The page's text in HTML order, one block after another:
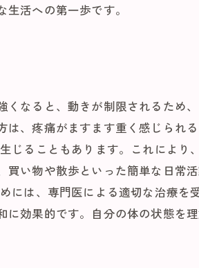
活への第一歩です。
なると、動きが制限されるため
、疼痛がますます重く感じられ
ることもあります。これにより
い物や散歩といった簡単な日常
には、専門医による適切な治療を
効果的です。自分の体の状態を